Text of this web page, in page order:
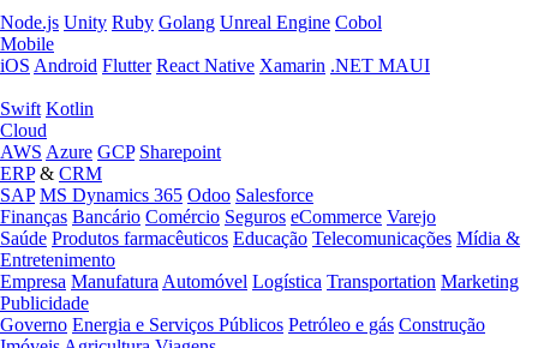
Node.js Unity Ruby Golang Unreal Engine Cobol
Mobile
iOS Android Flutter React Native Xamarin .NET MAUI
Swift Kotlin
Cloud
AWS Azure GCP Sharepoint
ERP& CRM
SAP MS Dynamics 365 Odoo Salesforce
Finanças Bancário Comércio Seguros eCommerce Varejo
Saúde Produtos farmacêuticos Educação Telecomunicações Mídia &
Entretenimento
Empresa Manufatura Automóvel Logística Transportation Marketing
Publicidade
Governo Energia e Serviços Públicos Petróleo e gás Construção